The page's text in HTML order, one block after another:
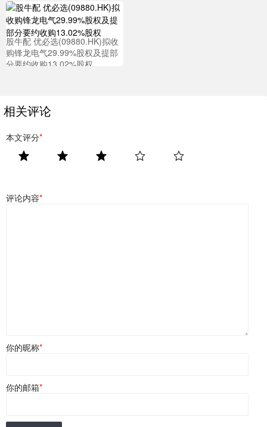
股牛配 优必选(09880.HK)拟收
购锋龙电气29.99%股权及提部
分要约收购13.02%股权
相关评论
本文评分*
评论内容*
你的昵称*
你的邮箱*